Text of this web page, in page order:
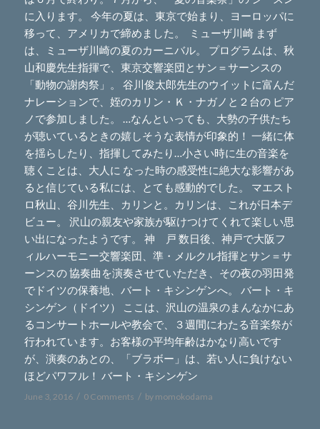
に入ります。 今年の夏は、東京で始まり、ヨーロッパに
移って、アメリカで締めました。 ミューザ川崎 まず
は、ミューザ川崎の夏のカーニバル。 プログラムは、秋
山和慶先生指揮で、東京交響楽団とサン＝サーンスの
「動物の謝肉祭」。 谷川俊太郎先生のウイットに富んだ
ナレーションで、姪のカリン・Ｋ・ナガノと２台の ピア
ノで参加しました。 …なんといっても、大勢の子供たち
が聴いているときの嬉しそうな表情が印象的！ 一緒に体
を揺らしたり、指揮してみたり…小さい時に生の音楽を
聴くことは、大人に なった時の感受性に絶大な影響があ
ると信じている私には、とても感動的でした。 マエスト
ロ秋山、谷川先生、カリンと。カリンは、これが日本デ
ビュー。 沢山の親友や家族が駆けつけてくれて楽しい思
い出になったようです。 神 戸 数日後、神戸で大阪フ
ィルハーモニー交響楽団、準・メルクル指揮とサン＝サ
ーンスの 協奏曲を演奏させていただき、その夜の羽田発
でドイツの保養地、バート・キシンゲンへ。 バート・キ
シンゲン（ドイツ） ここは、沢山の温泉のまんなかにあ
るコンサートホールや教会で、３週間にわたる音楽祭が
行われています。お客様の平均年齢はかなり高いです
が、演奏のあとの、「ブラボー」は、若い人に負けない
ほどパワフル！ バート・キシンゲン
June 3, 2016 / 0 Comments / by momokodama